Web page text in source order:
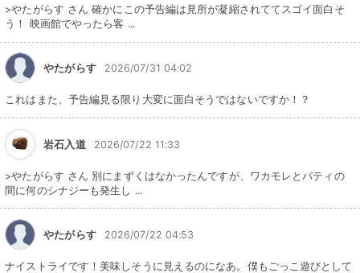
>やたがらす さん 確かにこの予告編は見所が凝縮されててスゴイ面白そ
う！ 映画館でやったら客 ...
やたがらす 2026/07/31 04:02
これはまた、予告編見る限り大変に面白そうではないですか！？
岩石入道 2026/07/22 11:33
>やたがらす さん 別にまずくはなかったんですが、ワカモレとパティの
間に何のシナジーも発生し ...
やたがらす 2026/07/22 04:53
ナイストライです！美味しそうに見えるのになあ。僕もごっこ遊びとして